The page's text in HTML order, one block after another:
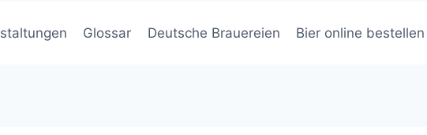
Glossar Deutsche Brauereien Bier online bestellen